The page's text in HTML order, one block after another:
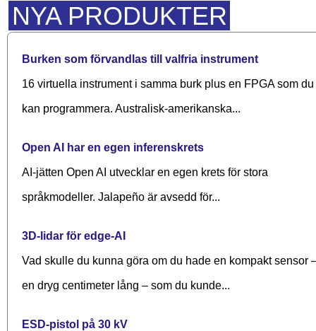
NYA PRODUKTER
Burken som förvandlas till valfria instrument
16 virtuella instrument i samma burk plus en FPGA som du
kan programmera. Australisk-amerikanska...
Open AI har en egen inferenskrets
AI-jätten Open AI utvecklar en egen krets för stora
språkmodeller. Jalapeño är avsedd för...
3D-lidar för edge-AI
Vad skulle du kunna göra om du hade en kompakt sensor
en dryg centimeter lång – som du kunde...
ESD-pistol på 30 kV